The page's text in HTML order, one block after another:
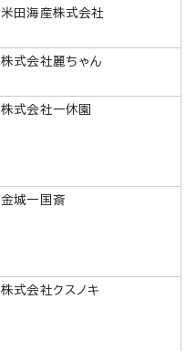
米田海産株式会社
株式会社麗ちゃん
株式会社一休園
金城一国斎
株式会社クスノキ